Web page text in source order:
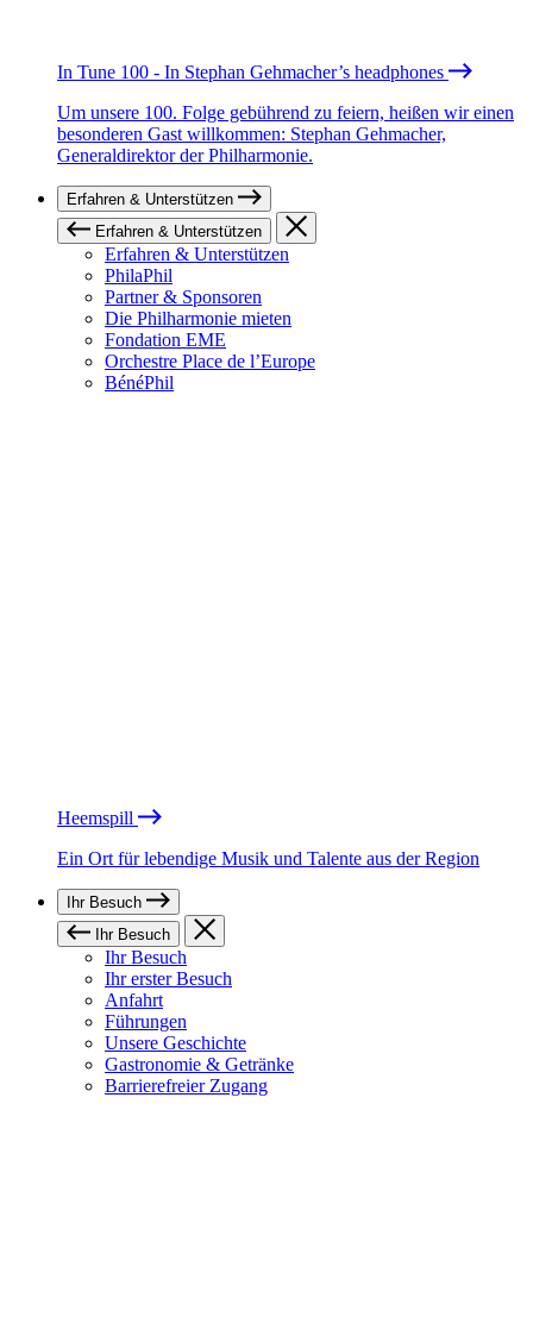
In Tune 100 - In Stephan Gehmacher’s headphones
Um unsere 100. Folge gebührend zu feiern, heißen wir einen
besonderen Gast willkommen: Stephan Gehmacher,
Generaldirektor der Philharmonie.
Erfahren & Unterstützen
Erfahren & Unterstützen
Erfahren & Unterstützen
PhilaPhil
Partner & Sponsoren
Die Philharmonie mieten
Fondation EME
Orchestre Place de l’Europe
BénéPhil
Heemspill
Ein Ort für lebendige Musik und Talente aus der Region
Ihr Besuch
Ihr Besuch
Ihr Besuch
Ihr erster Besuch
Anfahrt
Führungen
Unsere Geschichte
Gastronomie & Getränke
Barrierefreier Zugang